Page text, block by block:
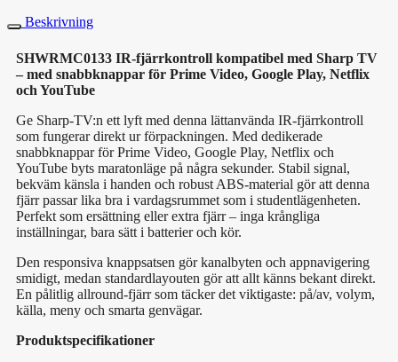
Beskrivning
SHWRMC0133 IR-fjärrkontroll kompatibel med Sharp TV
– med snabbknappar för Prime Video, Google Play, Netflix
och YouTube
Ge Sharp-TV:n ett lyft med denna lättanvända IR-fjärrkontroll
som fungerar direkt ur förpackningen. Med dedikerade
snabbknappar för Prime Video, Google Play, Netflix och
YouTube byts maratonläge på några sekunder. Stabil signal,
bekväm känsla i handen och robust ABS-material gör att denna
fjärr passar lika bra i vardagsrummet som i studentlägenheten.
Perfekt som ersättning eller extra fjärr – inga krångliga
inställningar, bara sätt i batterier och kör.
Den responsiva knappsatsen gör kanalbyten och appnavigering
smidigt, medan standardlayouten gör att allt känns bekant direkt.
En pålitlig allround-fjärr som täcker det viktigaste: på/av, volym,
källa, meny och smarta genvägar.
Produktspecifikationer